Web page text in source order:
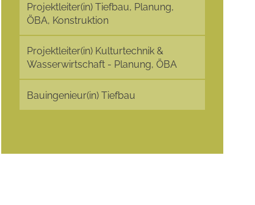
Projektleiter(in) Tiefbau, Planung,
ÖBA, Konstruktion
Projektleiter(in) Kulturtechnik &
Wasserwirtschaft - Planung, ÖBA
Bauingenieur(in) Tiefbau